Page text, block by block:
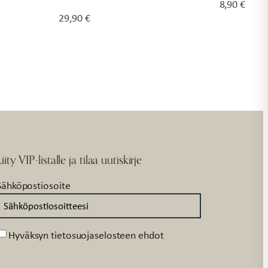
29,90€
8,90€
VIP-listalle ja tilaa uutiskirje
Hyväksyn tietosuojaselosteen ehdot